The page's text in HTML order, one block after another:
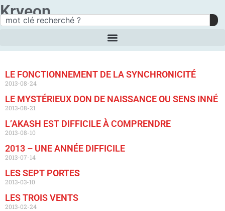
Kryeon
LE FONCTIONNEMENT DE LA SYNCHRONICITÉ
2013-08-24
LE MYSTÉRIEUX DON DE NAISSANCE OU SENS INNÉ
2013-08-21
L’AKASH EST DIFFICILE À COMPRENDRE
2013-08-10
2013 – UNE ANNÉE DIFFICILE
2013-07-14
LES SEPT PORTES
2013-03-10
LES TROIS VENTS
2013-02-24